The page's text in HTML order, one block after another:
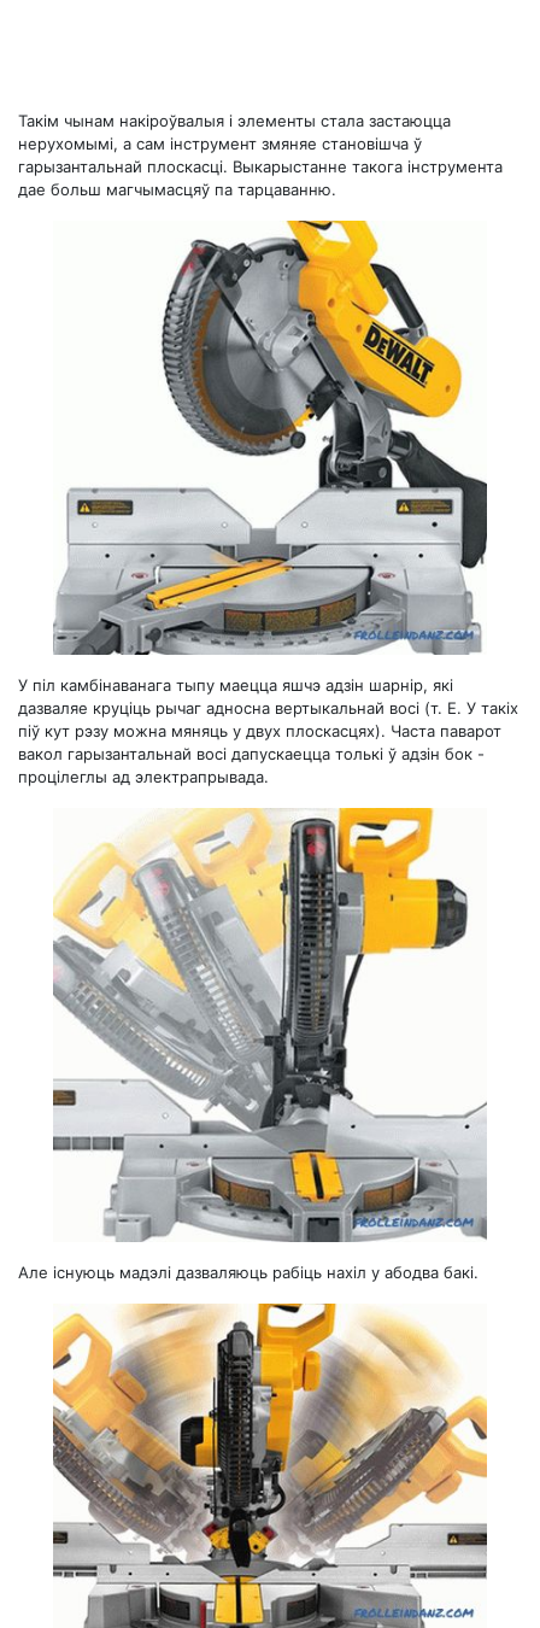
Такім чынам накіроўвалыя і элементы стала застаюцца
нерухомымі, а сам інструмент змяняе становішча ў
гарызантальнай плоскасці. Выкарыстанне такога інструмента
дае больш магчымасцяў па тарцаванню.
У піл камбінаванага тыпу маецца яшчэ адзін шарнір, які
дазваляе круціць рычаг адносна вертыкальнай восі (т. Е. У такіх
піў кут рэзу можна мяняць у двух плоскасцях). Часта паварот
вакол гарызантальнай восі дапускаецца толькі ў адзін бок -
процілеглы ад электрапрывада.
Але існуюць мадэлі дазваляюць рабіць нахіл у абодва бакі.